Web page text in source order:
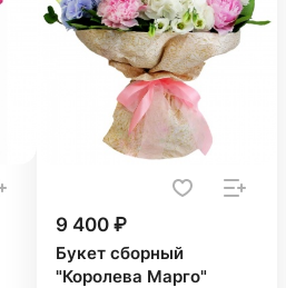
9 400 ₽
Букет сборный
"Королева Марго"